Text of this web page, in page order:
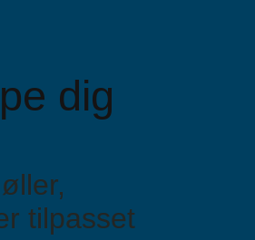
dig
tilpasset